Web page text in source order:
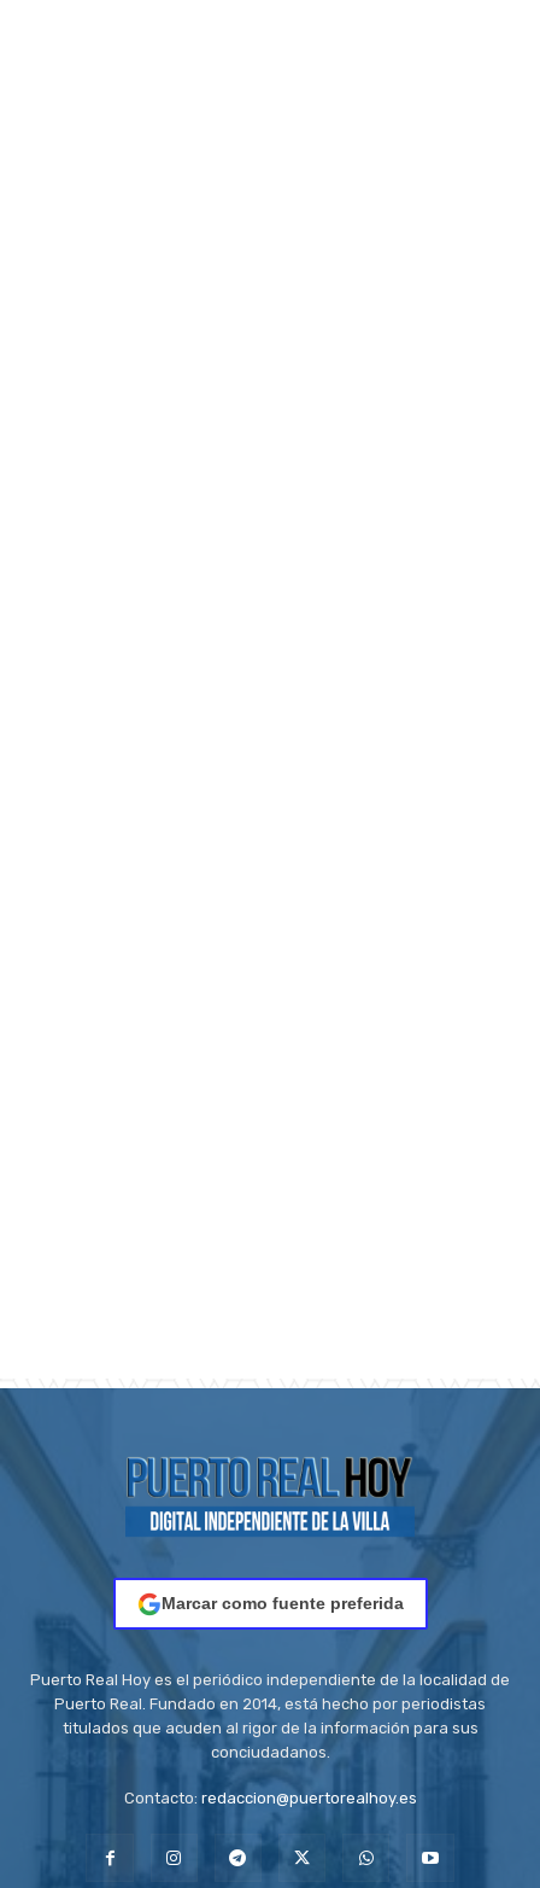
Marcar como fuente preferida
Puerto Real Hoy es el periódico independiente de la localidad de
Puerto Real. Fundado en 2014, está hecho por periodistas
titulados que acuden al rigor de la información para sus
conciudadanos.
Contacto: redaccion@puertorealhoy.es